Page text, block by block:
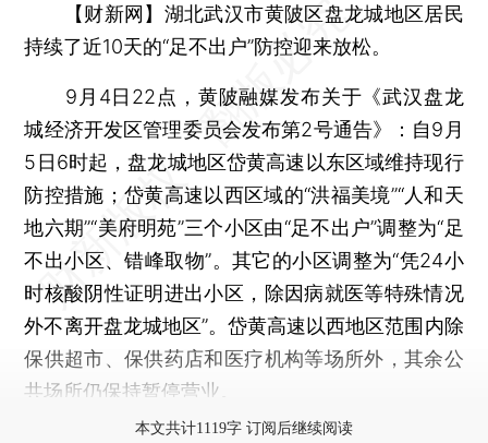
【财新网】 湖北武汉市黄陂区盘龙城地区居民
持续了近10天的“足不出户”防控迎来放松。
9月4日22点，黄陂融媒发布关于《武汉盘龙
城经济开发区管理委员会发布第2号通告》：自9月
5日6时起，盘龙城地区岱黄高速以东区域维持现行
防控措施；岱黄高速以西区域的“洪福美境”“人和天
地六期”“美府明苑”三个小区由“足不出户”调整为“足
不出小区、错峰取物”。其它的小区调整为“凭24小
时核酸阴性证明进出小区，除因病就医等特殊情况
外不离开盘龙城地区”。岱黄高速以西地区范围内除
保供超市、保供药店和医疗机构等场所外，其余公
共场所仍保持暂停营业。
本文共计1119字 订阅后继续阅读